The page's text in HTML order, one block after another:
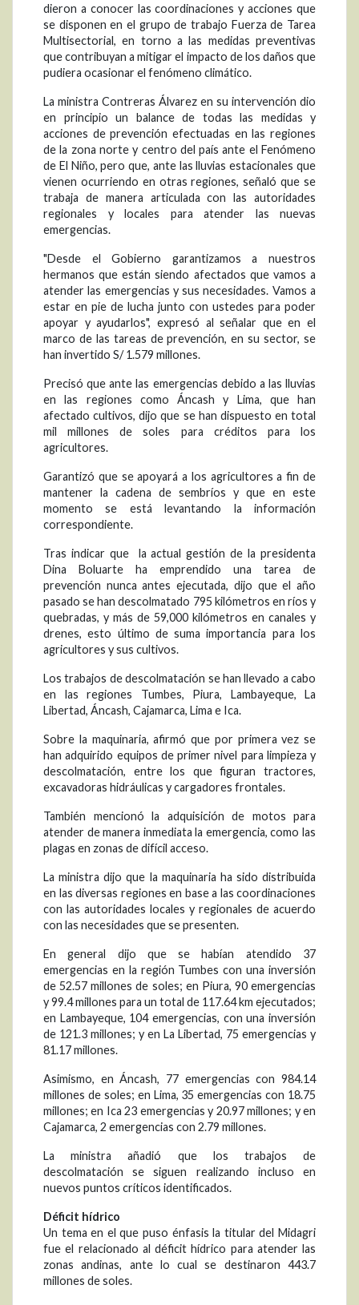
dieron a conocer las coordinaciones y acciones que
se disponen en el grupo de trabajo Fuerza de Tarea
Multisectorial, en torno a las medidas preventivas
que contribuyan a mitigar el impacto de los daños que
pudiera ocasionar el fenómeno climático.
La ministra Contreras Álvarez en su intervención dio
en principio un balance de todas las medidas y
acciones de prevención efectuadas en las regiones
de la zona norte y centro del país ante el Fenómeno
de El Niño, pero que, ante las lluvias estacionales que
vienen ocurriendo en otras regiones, señaló que se
trabaja de manera articulada con las autoridades
regionales y locales para atender las nuevas
emergencias.
"Desde el Gobierno garantizamos a nuestros
hermanos que están siendo afectados que vamos a
atender las emergencias y sus necesidades. Vamos a
estar en pie de lucha junto con ustedes para poder
apoyar y ayudarlos", expresó al señalar que en el
marco de las tareas de prevención, en su sector, se
han invertido S/ 1.579 millones.
Precisó que ante las emergencias debido a las lluvias
en las regiones como Áncash y Lima, que han
afectado cultivos, dijo que se han dispuesto en total
mil millones de soles para créditos para los
agricultores.
Garantizó que se apoyará a los agricultores a fin de
mantener la cadena de sembríos y que en este
momento se está levantando la información
correspondiente.
Tras indicar que la actual gestión de la presidenta
Dina Boluarte ha emprendido una tarea de
prevención nunca antes ejecutada, dijo que el año
pasado se han descolmatado 795 kilómetros en ríos y
quebradas, y más de 59,000 kilómetros en canales y
drenes, esto último de suma importancia para los
agricultores y sus cultivos.
Los trabajos de descolmatación se han llevado a cabo
en las regiones Tumbes, Piura, Lambayeque, La
Libertad, Áncash, Cajamarca, Lima e Ica.
Sobre la maquinaria, afirmó que por primera vez se
han adquirido equipos de primer nivel para limpieza y
descolmatación, entre los que figuran tractores,
excavadoras hidráulicas y cargadores frontales.
También mencionó la adquisición de motos para
atender de manera inmediata la emergencia, como las
plagas en zonas de difícil acceso.
La ministra dijo que la maquinaria ha sido distribuida
en las diversas regiones en base a las coordinaciones
con las autoridades locales y regionales de acuerdo
con las necesidades que se presenten.
En general dijo que se habían atendido 37
emergencias en la región Tumbes con una inversión
de 52.57 millones de soles; en Piura, 90 emergencias
y 99.4 millones para un total de 117.64 km ejecutados;
en Lambayeque, 104 emergencias, con una inversión
de 121.3 millones; y en La Libertad, 75 emergencias y
81.17 millones.
Asimismo, en Áncash, 77 emergencias con 984.14
millones de soles; en Lima, 35 emergencias con 18.75
millones; en Ica 23 emergencias y 20.97 millones; y en
Cajamarca, 2 emergencias con 2.79 millones.
La ministra añadió que los trabajos de
descolmatación se siguen realizando incluso en
nuevos puntos críticos identificados.
Déficit hídrico
Un tema en el que puso énfasis la titular del Midagri
fue el relacionado al déficit hídrico para atender las
zonas andinas, ante lo cual se destinaron 443.7
millones de soles.